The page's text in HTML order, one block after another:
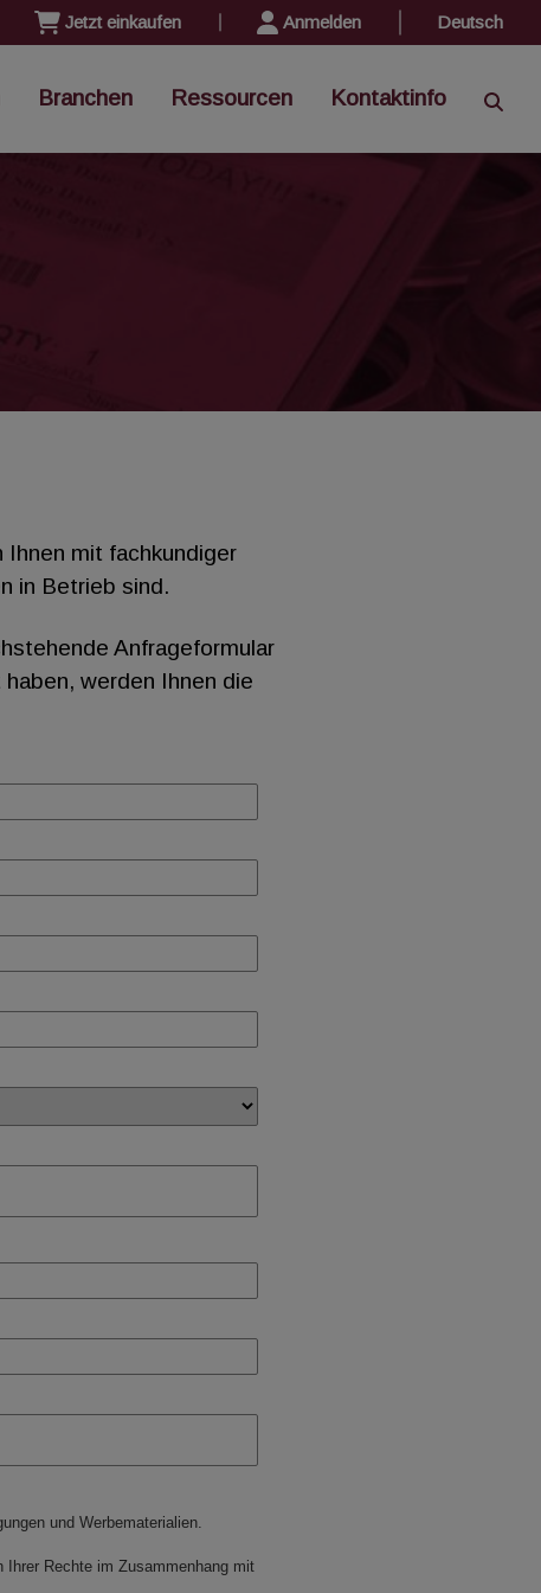
Jetzt einkaufen Anmelden Deutsch
Branchen Ressourcen Kontaktinfo
mit fachkundiger
in Betrieb sind.
Anfrageformular
werden Ihnen die
und Werbematerialien.
Ihrer Rechte im Zusammenhang mit